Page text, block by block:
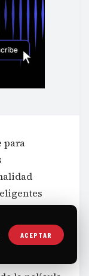
para
más
especial,
ACEPTAR